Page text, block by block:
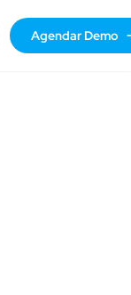
Agendar Demo